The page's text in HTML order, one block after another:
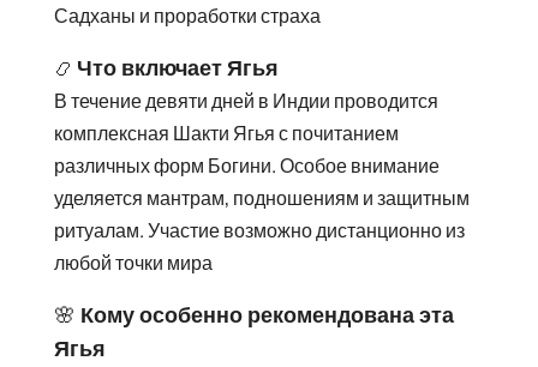
Садханы и проработки страха
📿 Что включает Ягья
В течение девяти дней в Индии проводится
комплексная Шакти Ягья с почитанием
различных форм Богини. Особое внимание
уделяется мантрам, подношениям и защитным
ритуалам. Участие возможно дистанционно из
любой точки мира
🌸 Кому особенно рекомендована эта
Ягья